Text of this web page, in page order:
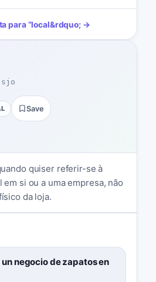
para“local&rdquo; →
Save
quiser referir-se à
si ou a uma empresa, não
da loja.
negocio de zapatos en